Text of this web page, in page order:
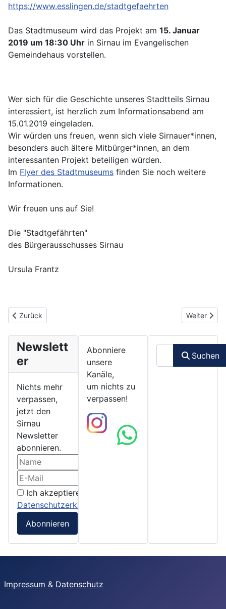
https://www.esslingen.de/stadtgefaehrten
Das Stadtmuseum wird das Projekt am 15. Januar
2019 um 18:30 Uhr in Sirnau im Evangelischen
Gemeindehaus vorstellen.
Wer sich für die Geschichte unseres Stadtteils Sirnau
interessiert, ist herzlich zum Informationsabend am
15.01.2019 eingeladen.
Wir würden uns freuen, wenn sich viele Sirnauer*innen,
besonders auch ältere Mitbürger*innen, an dem
interessanten Projekt beteiligen würden.
Im Flyer des Stadtmuseums finden Sie noch weitere
Informationen.
Wir freuen uns auf Sie!
Die "Stadtgefährten"
des Bürgerausschusses Sirnau
Ursula Frantz
Vorheriger Beitrag: 04.03.2019 - Esslinger Stadtgefährten,
Zurück Nächster
Weiter
Newslett
er
Nichts mehr
verpassen,
jetzt den
Sirnau
Newsletter
abonnieren.
Ich akzeptiere die
Datenschutzerklärung
Abonnieren
Abonniere
unsere
Kanäle,
um nichts zu
verpassen!
Suchen
Suchen
Impressum & Datenschutz